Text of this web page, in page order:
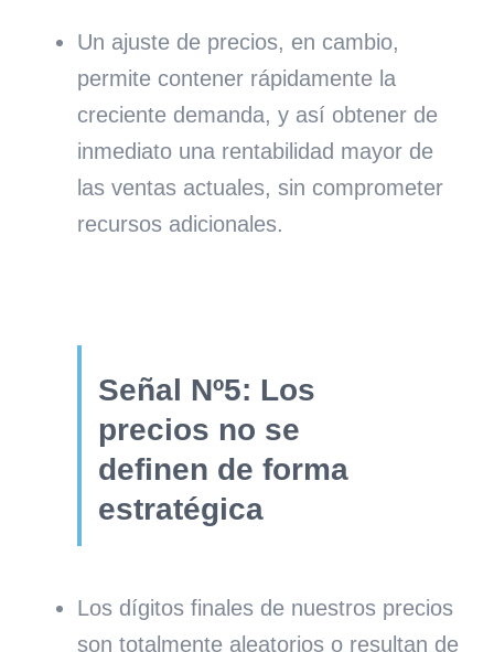
Un ajuste de precios, en cambio,
permite contener rápidamente la
creciente demanda, y así obtener de
inmediato una rentabilidad mayor de
las ventas actuales, sin comprometer
recursos adicionales.
Señal Nº5: Los
precios no se
definen de forma
estratégica
Los dígitos finales de nuestros precios
son totalmente aleatorios o resultan de